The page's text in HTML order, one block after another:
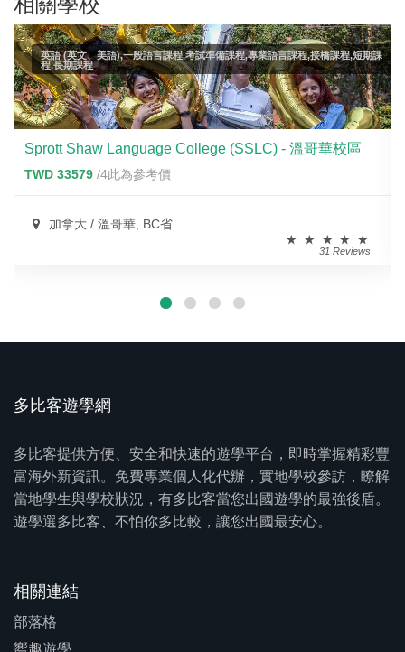
英語 (英文、美語),一般語言課程,考試準備課程,專業語言課程,接橋課程,短期課
程,長期課程
Sprott Shaw Language College (SSLC) - 溫哥華校區
TWD 33579 /4此為參考價
加拿大 / 溫哥華, BC省
31 Reviews
多比客遊學網
多比客提供方便、安全和快速的遊學平台，即時掌握精彩豐
富海外新資訊。免費專業個人化代辦，實地學校參訪，瞭解
當地學生與學校狀況，有多比客當您出國遊學的最強後盾。
遊學選多比客、不怕你多比較，讓您出國最安心。
相關連結
部落格